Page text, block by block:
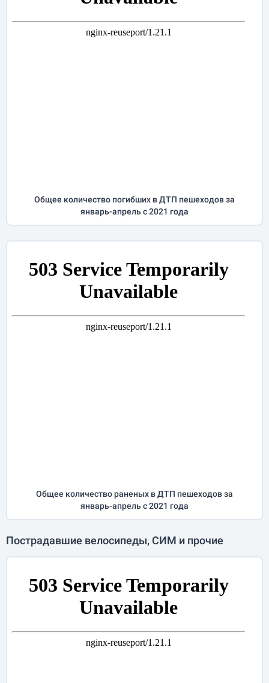
Общее количество погибших в ДТП пешеходов за
январь-апрельс 2021 года
Общее количество раненых в ДТП пешеходов за
январь-апрельс 2021 года
Пострадавшие велосипеды, СИМ и прочие